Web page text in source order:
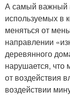
А самый важный
используемых в
меняться от
направлении
деревянного
нарушается, что
от воздействия
воздействии